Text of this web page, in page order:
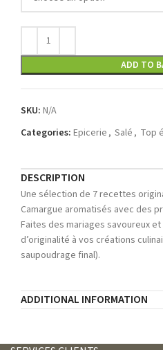
ADD TO
SKU: N/A
Categories: Epicerie, Salé, Top
DESCRIPTION
Une sélection de 7 recettes
Camargue aromatisés avec des
Faites des mariages savoureux
d’originalité à vos créations
saupoudrage final).
ADDITIONAL INFORMATION